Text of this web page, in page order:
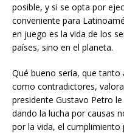
posible, y si se opta por
conveniente para
en juego es la vida de los
países, sino en el planeta.
Qué bueno sería, que tanto
como contradictores,
presidente Gustavo Petro
dando la lucha por causas
por la vida, el